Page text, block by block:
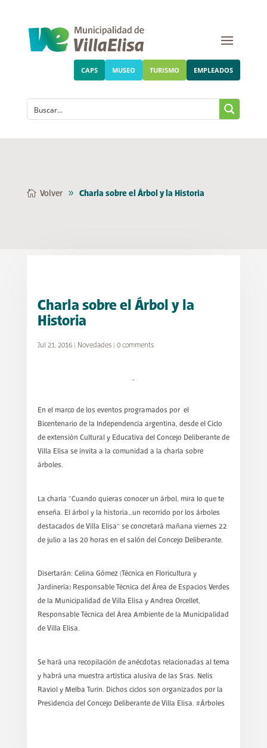
CAPS MUSEO TURISMO EMPLEADOS
Volver Charla sobre el Árbol y la Historia
Charla sobre el Árbol y la
Historia
Jul 21, 2016| Novedades| 0 comments
En el marco de los eventos programados por el
Bicentenario de la Independencia argentina, desde el Ciclo
de extensión Cultural y Educativa del Concejo Deliberante de
Villa Elisa se invita a la comunidad a la charla sobre
árboles.
La charla “Cuando quieras conocer un árbol, mira lo que te
enseña. El árbol y la historia…un recorrido por los árboles
destacados de Villa Elisa” se concretará mañana viernes 22
de julio a las 20 horas en el salón del Concejo Deliberante.
Disertarán: Celina Gómez (Técnica en Floricultura y
Jardinería) Responsable Técnica del Área de Espacios Verdes
de la Municipalidad de Villa Elisa y Andrea Orcellet,
Responsable Técnica del Área Ambiente de la Municipalidad
de Villa Elisa.
Se hará una recopilación de anécdotas relacionadas al tema
y habrá una muestra artística alusiva de las Sras. Nelis
Raviol y Melba Turín. Dichos ciclos son organizados por la
Presidencia del Concejo Deliberante de Villa Elisa. #Árboles